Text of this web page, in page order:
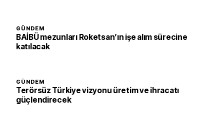
GÜNDEM
BAİBÜ mezunları Roketsan’ın işe alım sürecine
katılacak
GÜNDEM
Terörsüz Türkiye vizyonu üretim ve ihracatı
güçlendirecek